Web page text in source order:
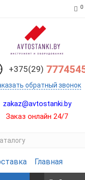
0
+375(29)
обратный звонок
zakaz@avtostanki.by
Заказ онлайн 24/7
Главная